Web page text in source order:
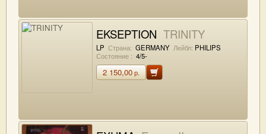
EKSEPTION TRINITY
LP Страна: GERMANY Лейбл: PHILIPS
Состояние : 4/5-
2 150,00р.